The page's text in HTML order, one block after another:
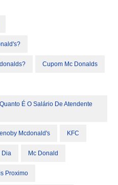
Cupom Mc Donalds
É O Salário De Atendente
Mcdonald's KFC
Dia Mc Donald
Proximo